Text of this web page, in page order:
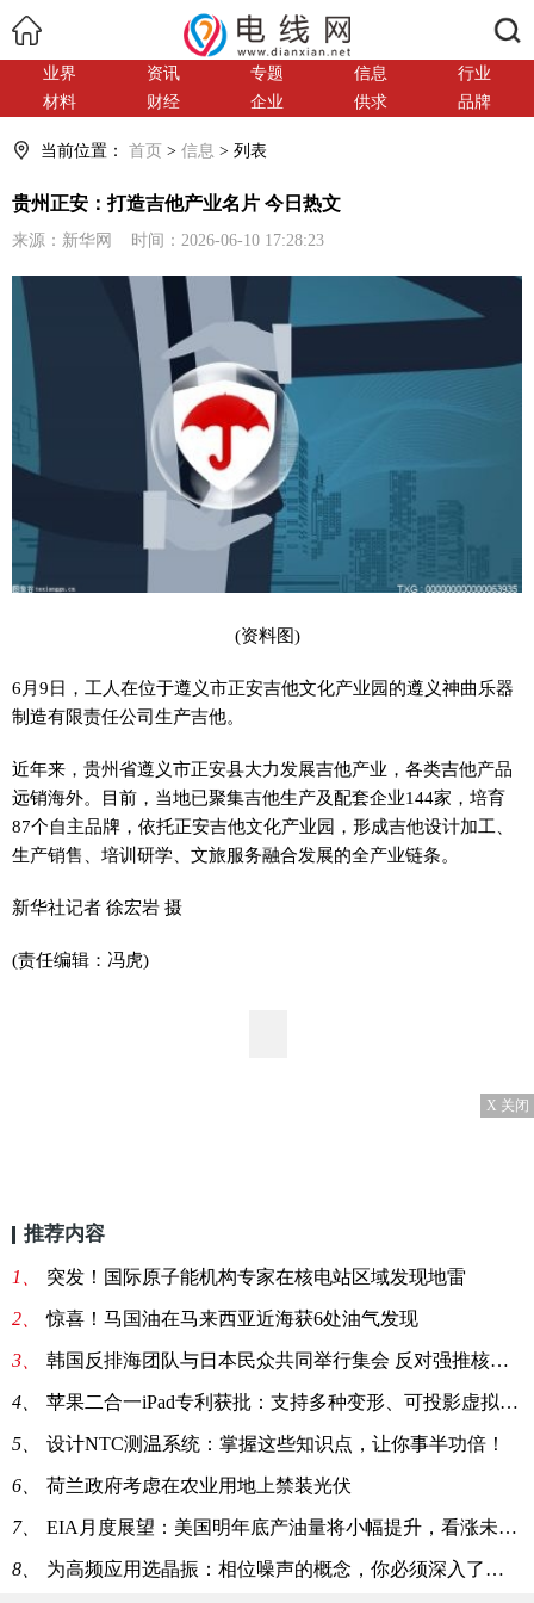
业界 资讯 专题 信息
行业
材料
财经 企业 供求 品牌
当前位置： 首页 > 信息 > 列表
贵州正安：打造吉他产业名片 今日热文
来源：新华网 时间：2026-06-10 17:28:23
(资料图)
6月9日，工人在位于遵义市正安吉他文化产业园的遵义神曲乐器
制造有限责任公司生产吉他。
近年来，贵州省遵义市正安县大力发展吉他产业，各类吉他产品
远销海外。目前，当地已聚集吉他生产及配套企业144家，培育
87个自主品牌，依托正安吉他文化产业园，形成吉他设计加工、
生产销售、培训研学、文旅服务融合发展的全产业链条。
新华社记者 徐宏岩 摄
(责任编辑：冯虎)
X 关闭
推荐内容
1、 突发！国际原子能机构专家在核电站区域发现地雷
2、 惊喜！马国油在马来西亚近海获6处油气发现
3、 韩国反排海团队与日本民众共同举行集会 反对强推核污染水排海
4、 苹果二合一iPad专利获批：支持多种变形、可投影虚拟键盘
5、 设计NTC测温系统：掌握这些知识点，让你事半功倍！
6、 荷兰政府考虑在农业用地上禁装光伏
7、 EIA月度展望：美国明年底产油量将小幅提升，看涨未来油价
8、 为高频应用选晶振：相位噪声的概念，你必须深入了解一下！